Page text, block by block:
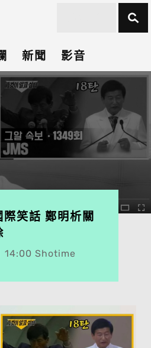
新聞 影音
笑話 鄭明析關
14:00 Shotime